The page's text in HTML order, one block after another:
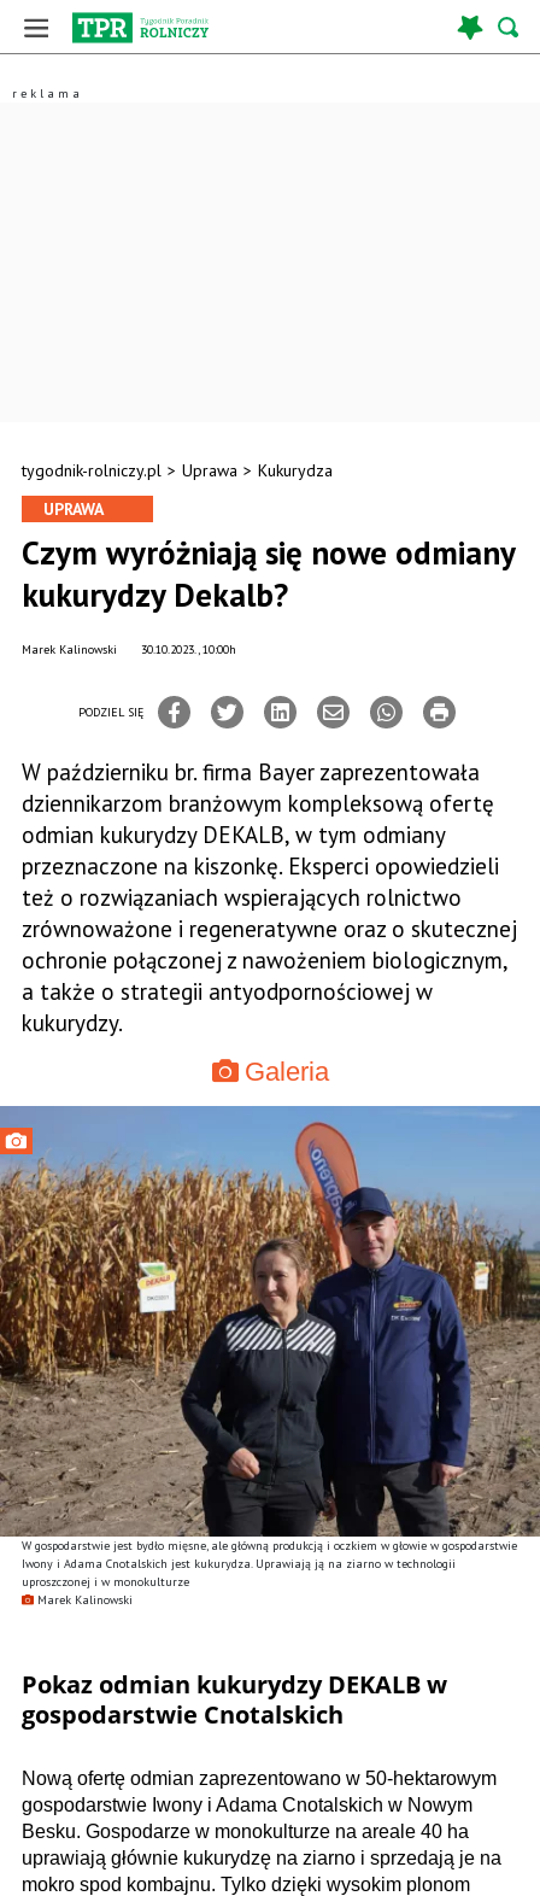
tygodnik-rolniczy.pl > Uprawa > Kukurydza
W gospodarstwie jest bydło mięsne, ale główną produkcją i oczkiem w głowie w gospodarstwie
Iwony i Adama Cnotalskich jest kukurydza. Uprawiają ją na ziarno w technologii
uproszczonej i w monokulturze
Marek Kalinowski
UPRAWA
Czym wyróżniają się nowe odmiany
kukurydzy Dekalb?
30.10.2023., 10:00h
Marek Kalinowski
PODZIEL SIĘ
W październiku br. firma Bayer zaprezentowała
dziennikarzom branżowym kompleksową ofertę
odmian kukurydzy DEKALB, w tym odmiany
przeznaczone na kiszonkę. Eksperci opowiedzieli
też o rozwiązaniach wspierających rolnictwo
zrównoważone i regeneratywne oraz o skutecznej
ochronie połączonej z nawożeniem biologicznym,
a także o strategii antyodpornościowej w
kukurydzy.
Galeria
Pokaz odmian kukurydzy DEKALB w
gospodarstwie Cnotalskich
Nową ofertę odmian zaprezentowano w 50-hektarowym
gospodarstwie Iwony i Adama Cnotalskich w Nowym
Besku. Gospodarze w monokulturze na areale 40 ha
uprawiają głównie kukurydzę na ziarno i sprzedają je na
mokro spod kombajnu. Tylko dzięki wysokim plonom